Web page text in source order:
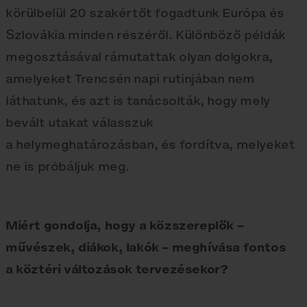
körülbelül 20 szakértőt fogadtunk Európa és
Szlovákia minden részéről. Különböző példák
megosztásával rámutattak olyan dolgokra,
amelyeket Trencsén napi rutinjában nem
láthatunk, és azt is tanácsolták, hogy mely
bevált utakat válasszuk
a helymeghatározásban, és fordítva, melyeket
ne is próbáljuk meg.
Miért gondolja, hogy a közszereplők –
művészek, diákok, lakók – meghívása fontos
a köztéri változások tervezésekor?